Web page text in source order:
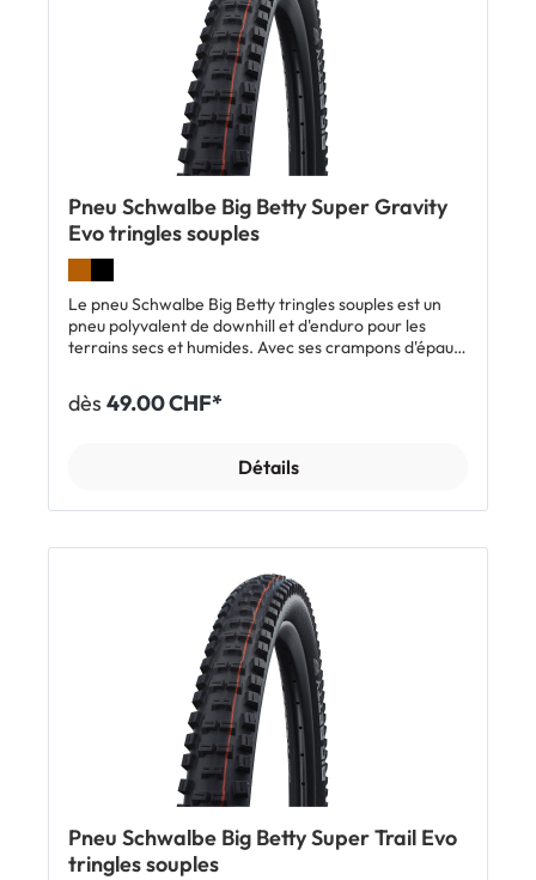
Pneu Schwalbe Big Betty Super Gravity
Evo tringles souples
Le pneu Schwalbe Big Betty tringles souples est un
pneu polyvalent de downhill et d'enduro pour les
terrains secs et humides. Avec ses crampons d'épaule
d'un grip exceptionnel dans les courbes. Ses longues
arêtes robustes offrent une performance de
comme pneu arrière en combinaison avec le
Excellente évacuation de la boue Tubeless Easy
Compatible e-bike 50 Inclus: 1 x pneu Schwalbe Big
Afficher tous les modèles Schwalbe Magic Mary
(recommandation pour la roue avant)
dès 49.00 CHF*
Détails
Pneu Schwalbe Big Betty Super Trail Evo
tringles souples